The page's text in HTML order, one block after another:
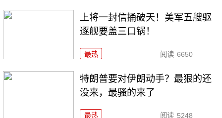
上将一封信捅破天！美军五艘驱
逐舰要盖三口锅！
最热 阅读 6650
特朗普要对伊朗动手？最狠的还
没来，最骚的来了
最热 阅读 5248